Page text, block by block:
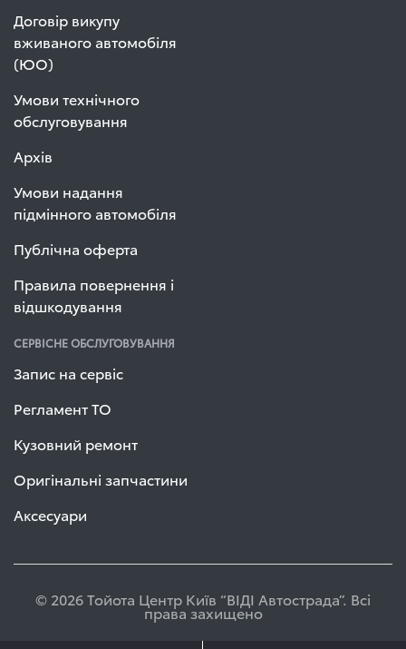
Договір викупу
вживаного автомобіля
(ЮО)
Умови технічного
обслуговування
Архів
Умови надання
підмінного автомобіля
Публічна оферта
Правила повернення і
відшкодування
СЕРВІСНЕ ОБСЛУГОВУВАННЯ
Запис на сервіс
Регламент ТО
Кузовний ремонт
Оригінальні запчастини
Аксесуари
© 2026 Тойота Центр Київ “ВІДІ Автострада”. Всі
права захищено